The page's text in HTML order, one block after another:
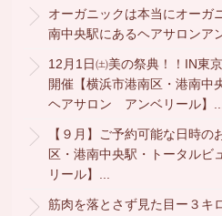
オーガニックは本当にオーガ
南中央駅にあるヘアサロンア
12月1日㈯美の祭典！！IN東
開催【横浜市港南区・港南中
ヘアサロン アンベリール】
【９月】ご予約可能な日時
区・港南中央駅・トータルビ
リール】...
筋肉を落とさず見た目ー３キ